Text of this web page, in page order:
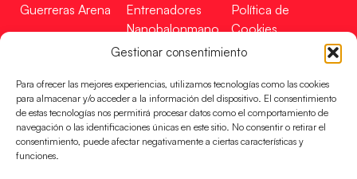
Gestionar consentimiento
Para ofrecer las mejores experiencias, utilizamos tecnologías como las cookies
para almacenar y/o acceder a la información del dispositivo. El consentimiento
de estas tecnologías nos permitirá procesar datos como el comportamiento de
navegación o las identificaciones únicas en este sitio. No consentir o retirar el
consentimiento, puede afectar negativamente a ciertas características y
funciones.
Guerreras Arena
Entrenadores
Nanobalonmano
Tienda
Política de
Cookies
Mapa Web
Incidencias
CONTACTO
EN
FINANCIADO